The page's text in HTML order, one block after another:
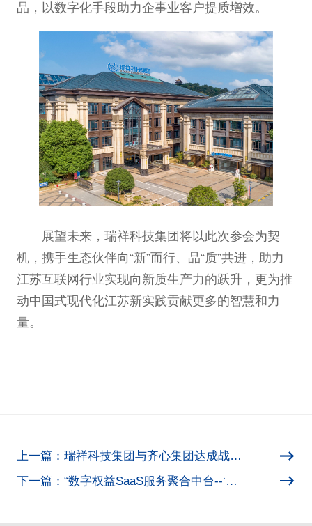
品，以数字化手段助力企事业客户提质增效。
展望未来，瑞祥科技集团将以此次参会为契
机，携手生态伙伴向“新”而行、品“质”共进，助力
江苏互联网行业实现向新质生产力的跃升，更为推
动中国式现代化江苏新实践贡献更多的智慧和力
量。
上一篇：瑞祥科技集团与齐心集团达成战略合作，携手共进
下一篇：“数字权益SaaS服务聚合中台--‘生易宝’”入选中国互联网协会2024年度互联网助力经济社会数字化转型特色案例